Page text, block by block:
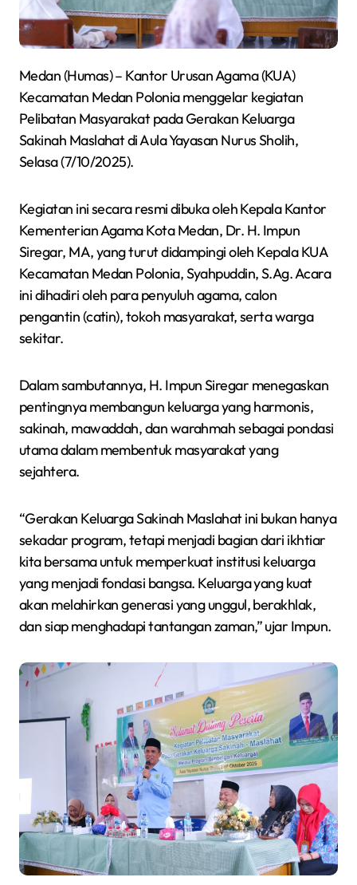
Medan (Humas) – Kantor Urusan Agama (KUA)
Kecamatan Medan Polonia menggelar kegiatan
Pelibatan Masyarakat pada Gerakan Keluarga
Sakinah Maslahat di Aula Yayasan Nurus Sholih,
Selasa (7/10/2025).
Kegiatan ini secara resmi dibuka oleh Kepala Kantor
Kementerian Agama Kota Medan, Dr. H. Impun
Siregar, MA, yang turut didampingi oleh Kepala KUA
Kecamatan Medan Polonia, Syahpuddin, S.Ag. Acara
ini dihadiri oleh para penyuluh agama, calon
pengantin (catin), tokoh masyarakat, serta warga
sekitar.
Dalam sambutannya, H. Impun Siregar menegaskan
pentingnya membangun keluarga yang harmonis,
sakinah, mawaddah, dan warahmah sebagai pondasi
utama dalam membentuk masyarakat yang
sejahtera.
“Gerakan Keluarga Sakinah Maslahat ini bukan hanya
sekadar program, tetapi menjadi bagian dari ikhtiar
kita bersama untuk memperkuat institusi keluarga
yang menjadi fondasi bangsa. Keluarga yang kuat
akan melahirkan generasi yang unggul, berakhlak,
dan siap menghadapi tantangan zaman,” ujar Impun.